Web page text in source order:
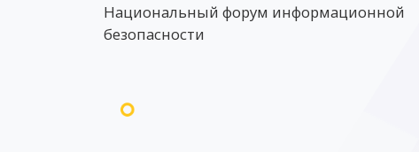
Национальный форум информационной
безопасности